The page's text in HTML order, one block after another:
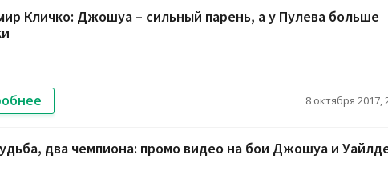
Кличко: Джошуа – сильный парень, а у Пулева больше
8 октября 2017,
два чемпиона: промо видео на бои Джошуа и